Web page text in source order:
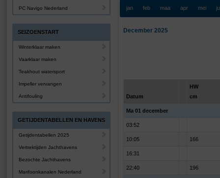
jan feb maa apr mei
December 2025
Datum
HW
cm
Ma 01 december
03:52
10:05 166
16:31
22:40 196
PC Navigo Nederland
SEIZOENSTART
Winterklaar maken
Vaarklaar maken
Teakhout watersport
Impeller vervangen
Antifouling
GETIJDENTABELLEN EN HAVENS
Getijdentabellen 2025
Vertrektijden Jachthavens
Bezochte Jachthavens
Marifoonkanalen Nederland